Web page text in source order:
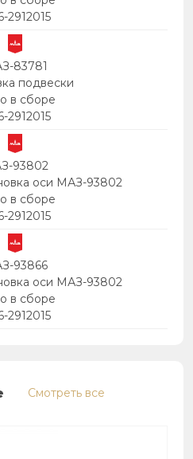
2912015
83781
подвески
в сборе
2912015
93802
оси МАЗ-93802
в сборе
2912015
93866
оси МАЗ-93802
в сборе
2912015
Смотреть все